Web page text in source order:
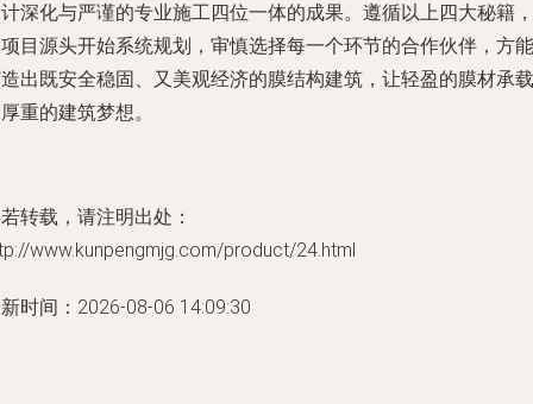
深化与严谨的专业施工四位一体的成果。遵循以上四大秘籍，
目源头开始系统规划，审慎选择每一个环节的合作伙伴，方能
出既安全稳固、又美观经济的膜结构建筑，让轻盈的膜材承载
重的建筑梦想。
转载，请注明出处：
www.kunpengmjg.com/product/24.html
时间：2026-08-06 14:09:30